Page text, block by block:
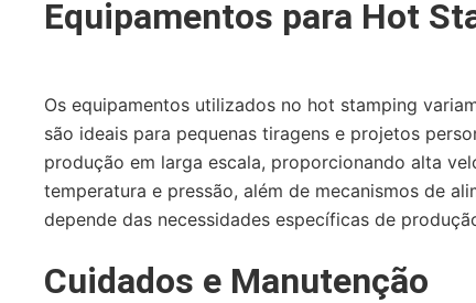
Equipamentos para Hot
Os equipamentos utilizados no hot stamping
são ideais para pequenas tiragens e projetos
produção em larga escala, proporcionando alta
temperatura e pressão, além de mecanismos de
depende das necessidades específicas de
Cuidados e Manutenção